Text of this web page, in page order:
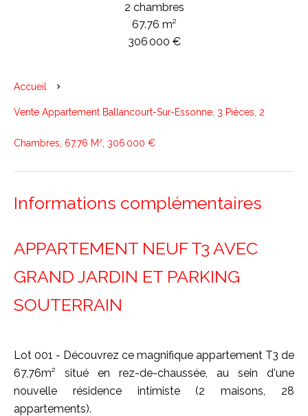
2 chambres
67.76 m²
306 000 €
Accueil
Vente Appartement Ballancourt-Sur-Essonne, 3 Pièces, 2
Chambres, 67.76 M², 306 000 €
Informations complémentaires
APPARTEMENT NEUF T3 AVEC
GRAND JARDIN ET PARKING
SOUTERRAIN
Lot 001 - Découvrez ce magnifique appartement T3 de
67,76m² situé en rez-de-chaussée, au sein d'une
nouvelle résidence intimiste (2 maisons, 28
appartements).